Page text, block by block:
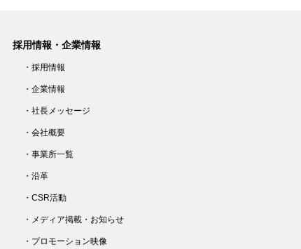
採用情報・企業情報
・採用情報
・企業情報
・社長メッセージ
・会社概要
・事業所一覧
・沿革
・CSR活動
・メディア掲載・お知らせ
・プロモーション映像